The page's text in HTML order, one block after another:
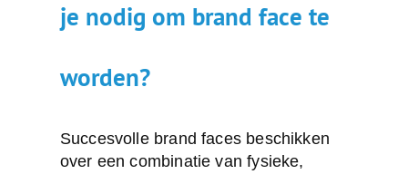
je nodig om brand face te
worden?
Succesvolle brand faces beschikken
over een combinatie van fysieke,